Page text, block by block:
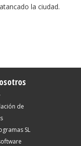
la ciudad.
de
SL